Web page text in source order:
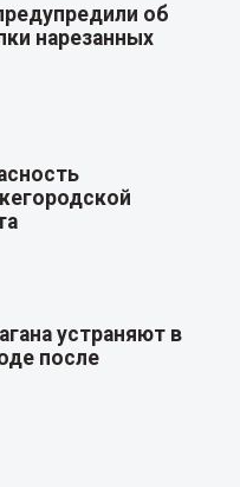
об
нарезанных
устраняют в
после